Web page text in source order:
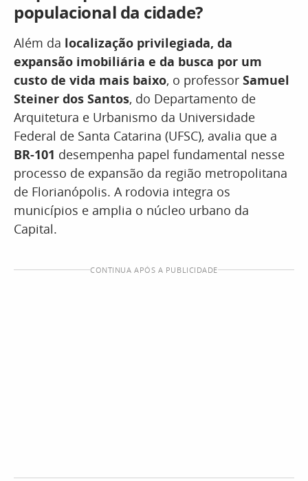
populacional da cidade?
Além da localização privilegiada, da
expansão imobiliária e da busca por um
custo de vida mais baixo, o professor Samuel
Steiner dos Santos, do Departamento de
Arquitetura e Urbanismo da Universidade
Federal de Santa Catarina (UFSC), avalia que a
BR-101 desempenha papel fundamental nesse
processo de expansão da região metropolitana
de Florianópolis. A rodovia integra os
municípios e amplia o núcleo urbano da
Capital.
CONTINUA APÓS A PUBLICIDADE